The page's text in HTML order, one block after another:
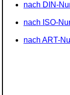
nach DIN-
nach ISO-
nach ART-